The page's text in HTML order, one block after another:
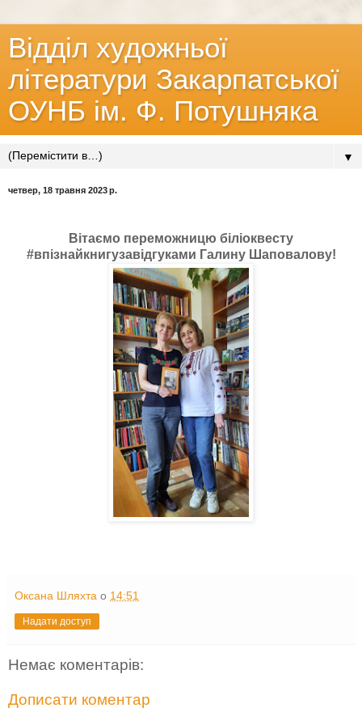
Відділ художньої
літератури Закарпатської
ОУНБ ім. Ф. Потушняка
▼
четвер, 18 травня 2023 р.
Вітаємо переможницю біліоквесту
#впізнайкнигузавідгуками Галину Шаповалову!
Оксана Шляхта о 14:51
Надати доступ
Немає коментарів:
Дописати коментар